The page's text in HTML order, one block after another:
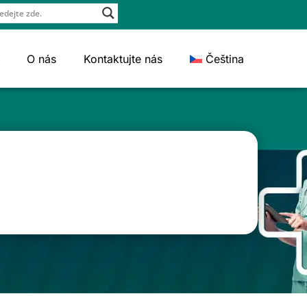
O nás Kontaktujte nás Čeština